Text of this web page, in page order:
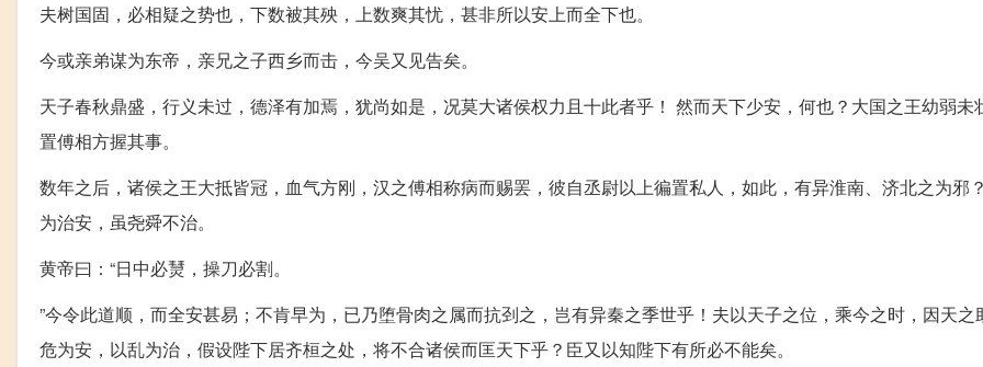
夫树国固，必相疑之势也，下数被其殃，上数爽其忧，甚非所以安上而全下也。
今或亲弟谋为东帝，亲兄之子西乡而击，今吴又见告矣。
天子春秋鼎盛，行义未过，德泽有加焉，犹尚如是，况莫大诸侯权力且十此者乎！ 然而天下少安，何也？大国之王幼弱未
置傅相方握其事。
数年之后，诸侯之王大抵皆冠，血气方刚，汉之傅相称病而赐罢，彼自丞尉以上徧置私人，如此，有异淮南、济北之为邪
为治安，虽尧舜不治。
黄帝曰：“日中必熭，操刀必割。
”今令此道顺，而全安甚易；不肯早为，已乃堕骨肉之属而抗刭之，岂有异秦之季世乎！夫以天子之位，乘今之时，因天之
危为安，以乱为治，假设陛下居齐桓之处，将不合诸侯而匡天下乎？臣又以知陛下有所必不能矣。